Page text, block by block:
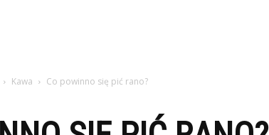
Kawa Co powinno się pić rano?